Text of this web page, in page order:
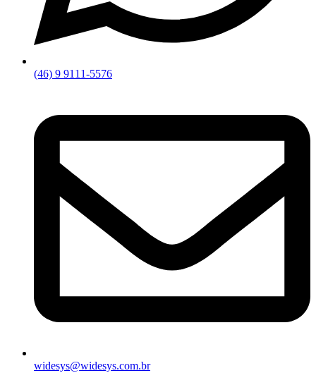
(46) 9 9111-5576
widesys@widesys.com.br